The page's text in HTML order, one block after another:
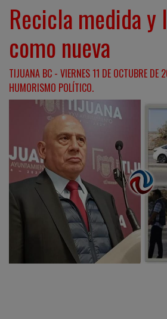
Recicla medida y
como nueva
TIJUANA BC - VIERNES 11 DE OCTUBRE DE
HUMORISMO POLÍTICO.